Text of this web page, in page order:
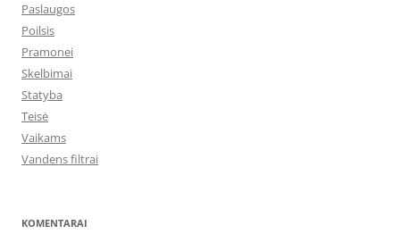
Paslaugos
Poilsis
Pramonei
Skelbimai
Statyba
Teisė
Vaikams
Vandens filtrai
KOMENTARAI